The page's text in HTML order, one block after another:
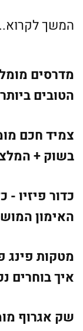
המשך
מדרסים
הטובים ביותר ב-
צמיד חכם
בשוק +
כדור פיזיו
האימון
מטקות פינג
איך בוחרים